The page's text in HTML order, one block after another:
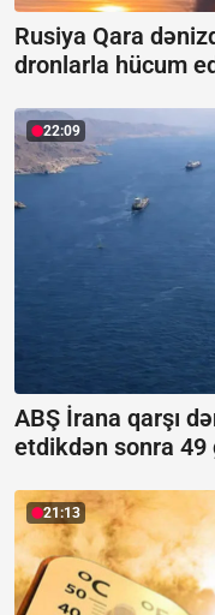
Rusiya Qara
dronlarla hücum
22:09
ABŞ İrana qarşı
etdikdən sonra
21:13